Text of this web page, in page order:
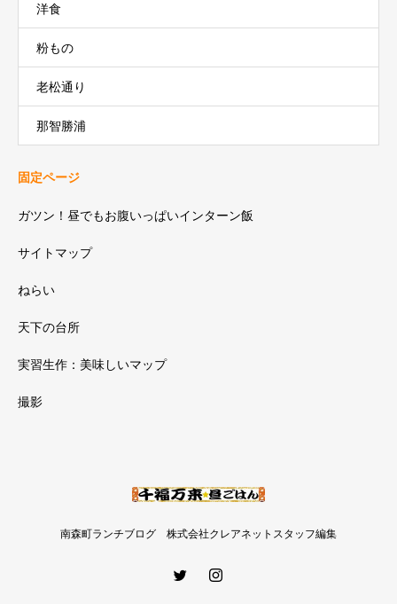
洋食
粉もの
老松通り
那智勝浦
固定ページ
ガツン！昼でもお腹いっぱいインターン飯
サイトマップ
ねらい
天下の台所
実習生作：美味しいマップ
撮影
南森町ランチブログ 株式会社クレアネットスタッフ編集